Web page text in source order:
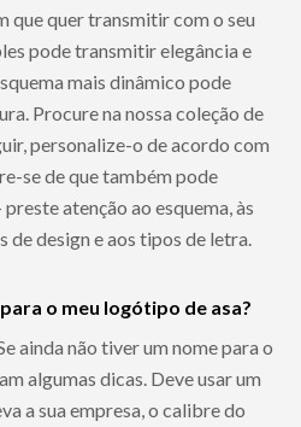
que quer transmitir com o seu
pode transmitir elegância e
mais dinâmico pode
Procure na nossa coleção de
personalize-o de acordo com
se de que também pode
atenção ao esquema, às
de design e aos tipos de letra.
o meu logótipo de asa?
ainda não tiver um nome para o
algumas dicas. Deve usar um
a sua empresa, o calibre do